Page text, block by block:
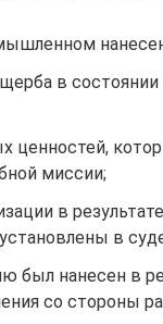
в состоянии
ценностей,
миссии;
в
в
был нанесен в
со стороны